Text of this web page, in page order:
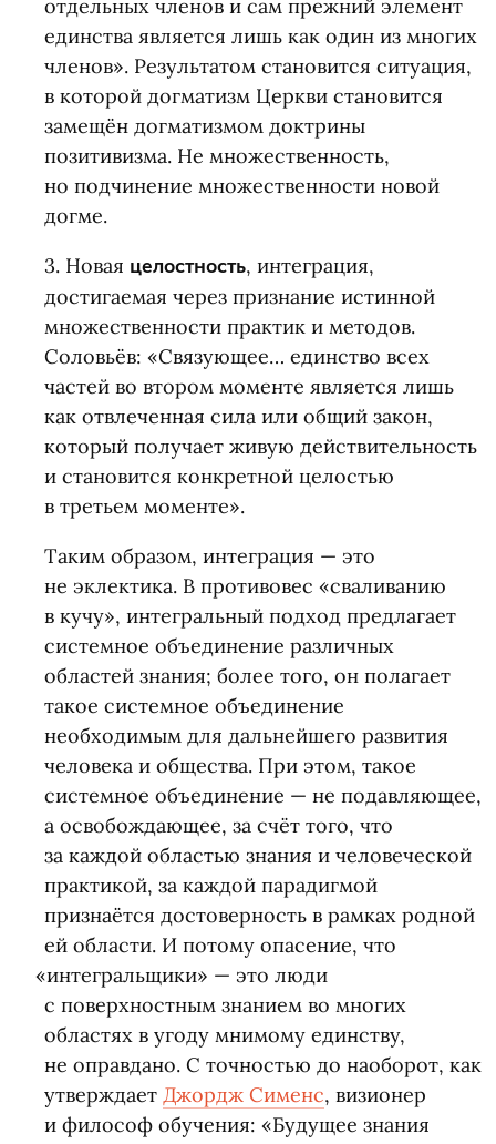
отдельных членов и сам прежний элемент
единства является лишь как один из многих
членов». Результатом становится ситуация,
в которой догматизм Церкви становится
замещён догматизмом доктрины
позитивизма. Не множественность,
но подчинение множественности новой
догме.
3. Новая целостность, интеграция,
достигаемая через признание истинной
множественности практик и методов.
Соловьёв: «Связующее… единство всех
частей во втором моменте является лишь
как отвлеченная сила или общий закон,
который получает живую действительность
и становится конкретной целостью
в третьем моменте».
Таким образом, интеграция — это
не эклектика. В противовес «сваливанию
в кучу», интегральный подход предлагает
системное объединение различных
областей знания; более того, он полагает
такое системное объединение
необходимым для дальнейшего развития
человека и общества. При этом, такое
системное объединение — не подавляющее,
а освобождающее, за счёт того, что
за каждой областью знания и человеческой
практикой, за каждой парадигмой
признаётся достоверность в рамках родной
ей области. И потому опасение, что
«интегральщики» — это люди
с поверхностным знанием во многих
областях в угоду мнимому единству,
не оправдано. С точностью до наоборот, как
утверждает Джордж Сименс, визионер
и философ обучения: «Будущее знания